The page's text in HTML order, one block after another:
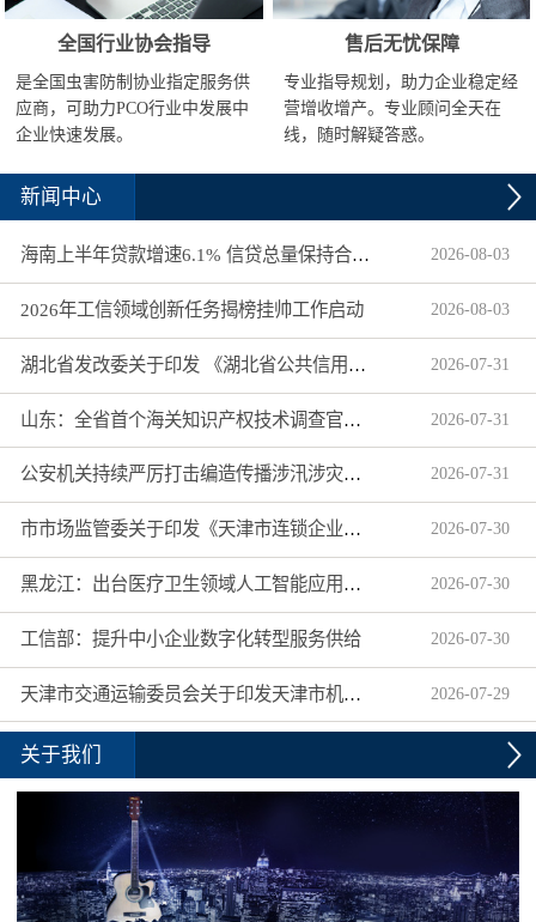
全国行业协会指导
是全国虫害防制协业指定服务供
应商，可助力PCO行业中发展中
企业快速发展。
售后无忧保障
专业指导规划，助力企业稳定经
营增收增产。专业顾问全天在
线，随时解疑答惑。
新闻中心
海南上半年贷款增速6.1% 信贷总量保持合理平稳增长 2026-08-03
2026年工信领域创新任务揭榜挂帅工作启动 2026-08-03
湖北省发改委关于印发 《湖北省公共信用信息目录（2026年版）》的通知 2026-07-31
山东：全省首个海关知识产权技术调查官制度落地济南自贸片区 2026-07-31
公安机关持续严厉打击编造传播涉汛涉灾网络谣言 2026-07-31
市市场监管委关于印发《天津市连锁企业食品经营许可“先证后核”信用承诺审批实施办法》的通知 2026-07-30
黑龙江：出台医疗卫生领域人工智能应用工作实施方案 2026-07-30
工信部：提升中小企业数字化转型服务供给 2026-07-30
天津市交通运输委员会关于印发天津市机动车驾驶员培训机构及教练员综合信用评价管理办法的通知 2026-07-29
关于我们